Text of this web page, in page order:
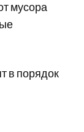
мусора
в порядок